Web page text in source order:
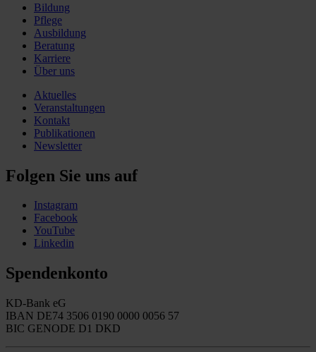
Bildung
Pflege
Ausbildung
Beratung
Karriere
Über uns
Aktuelles
Veranstaltungen
Kontakt
Publikationen
Newsletter
Folgen Sie uns auf
Instagram
Facebook
YouTube
Linkedin
Spendenkonto
KD-Bank eG
IBAN DE74 3506 0190 0000 0056 57
BIC GENODE D1 DKD